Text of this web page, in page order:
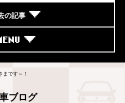
の記事
まです～！
ブログ